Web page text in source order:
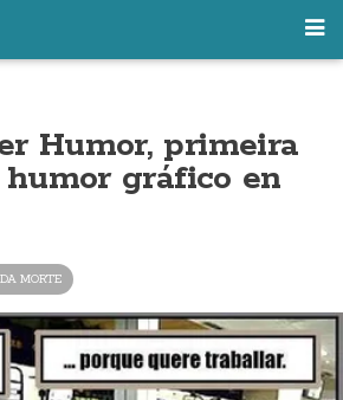
Humor, primeira
humor gráfico en
MORTE